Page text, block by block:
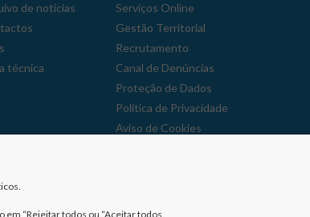
de notícias
técnica
Serviços Online
Gestão Territorial
Recrutamento
Canal de Denúncias
Proteção de Dados
Política de Privacidade
Aviso de Cookies
“Rejeitar todos ou “Aceitar todos.